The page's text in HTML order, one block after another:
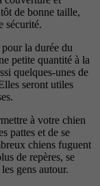
de bonne taille,
sécurité.
la durée du
petite quantité à la
quelques-unes de
seront utiles
à votre chien
pattes et de se
chiens fuguent
de repères, se
gens autour.